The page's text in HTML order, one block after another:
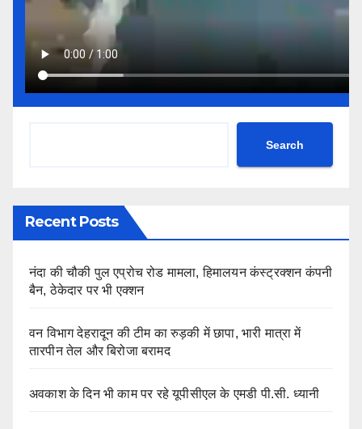
Search
Recent Posts
नंदा की चौकी पुल एप्रोच रोड मामला, हिमालयन कंस्ट्रक्शन कंपनी
बैन, ठेकेदार पर भी एक्शन
वन विभाग देहरादून की टीम का रुड़की में छापा, भारी मात्रा में
तारपीन तेल और बिरोजा बरामद
अवकाश के दिन भी काम पर रहे यूपीसीएल के एमडी पी.सी. ध्यानी